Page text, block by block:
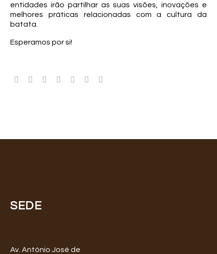
entidades irão partilhar as suas visões, inovações e
melhores práticas relacionadas com a cultura da
batata.
Esperamos por si!
SEDE
Av. António José de